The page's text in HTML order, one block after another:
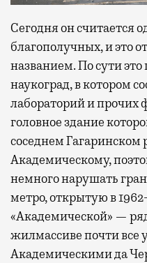
Сегодня он считается
благополучных, и это
названием. По сути это
наукоград, в котором
лабораторий и прочих
головное здание
соседнем Гагаринском
Академическому,
немного нарушать
метро, открытую в
«Академической» —
жилмассиве почти
Академическими да